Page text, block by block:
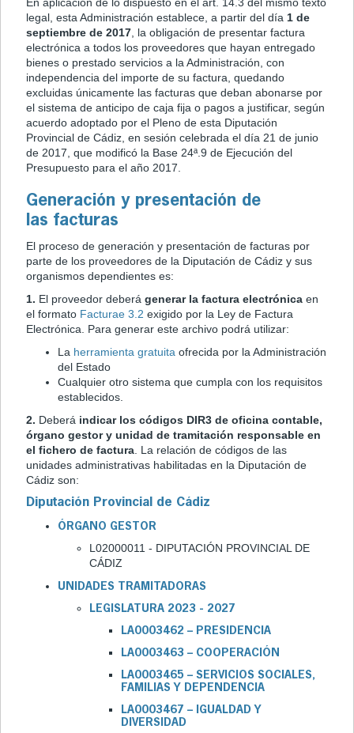
En aplicación de lo dispuesto en el art. 14.3 del mismo texto
legal, esta Administración establece, a partir del día 1 de
septiembre de 2017, la obligación de presentar factura
electrónica a todos los proveedores que hayan entregado
bienes o prestado servicios a la Administración, con
independencia del importe de su factura, quedando
excluidas únicamente las facturas que deban abonarse por
el sistema de anticipo de caja fija o pagos a justificar, según
acuerdo adoptado por el Pleno de esta Diputación
Provincial de Cádiz, en sesión celebrada el día 21 de junio
de 2017, que modificó la Base 24ª.9 de Ejecución del
Presupuesto para el año 2017.
Generación y presentación de
las facturas
El proceso de generación y presentación de facturas por
parte de los proveedores de la Diputación de Cádiz y sus
organismos dependientes es:
1. El proveedor deberá generar la factura electrónica en
el formato Facturae 3.2 exigido por la Ley de Factura
Electrónica. Para generar este archivo podrá utilizar:
La herramienta gratuita ofrecida por la Administración
del Estado
Cualquier otro sistema que cumpla con los requisitos
establecidos.
2. Deberá indicar los códigos DIR3 de oficina contable,
órgano gestor y unidad de tramitación responsable en
el fichero de factura. La relación de códigos de las
unidades administrativas habilitadas en la Diputación de
Cádiz son:
Diputación Provincial de Cádiz
ÓRGANO GESTOR
L02000011 - DIPUTACIÓN PROVINCIAL DE
CÁDIZ
UNIDADES TRAMITADORAS
LEGISLATURA 2023 - 2027
LA0003462 – PRESIDENCIA
LA0003463 – COOPERACIÓN
LA0003465 – SERVICIOS SOCIALES,
FAMILIAS Y DEPENDENCIA
LA0003467 – IGUALDAD Y
DIVERSIDAD